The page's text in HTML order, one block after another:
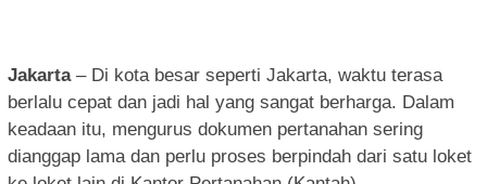
Jakarta– Di kota besar seperti Jakarta, waktu terasa
berlalu cepat dan jadi hal yang sangat berharga. Dalam
keadaan itu, mengurus dokumen pertanahan sering
dianggap lama dan perlu proses berpindah dari satu loket